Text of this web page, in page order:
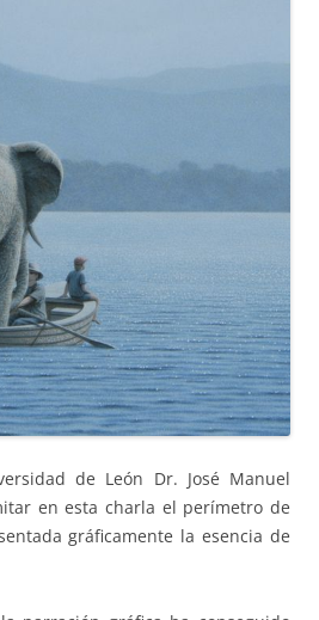
de León Dr. José Manuel
en esta charla el perímetro de
gráficamente la esencia de